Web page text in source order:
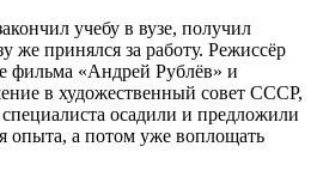
учебу в вузе, получил
же принялся за работу. Режиссёр
фильма «Андрей Рублёв» и
в художественный совет СССР,
осадили и предложили
опыта, а потом уже воплощать